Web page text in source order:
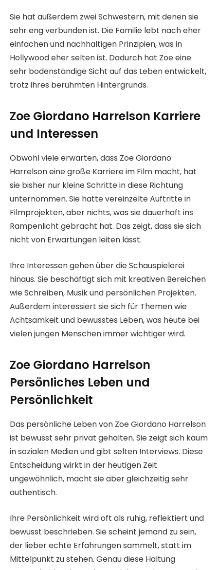
Sie hat außerdem zwei Schwestern, mit denen sie
sehr eng verbunden ist. Die Familie lebt nach eher
einfachen und nachhaltigen Prinzipien, was in
Hollywood eher selten ist. Dadurch hat Zoe eine
sehr bodenständige Sicht auf das Leben entwickelt,
trotz ihres berühmten Hintergrunds.
Zoe Giordano Harrelson Karriere
und Interessen
Obwohl viele erwarten, dass Zoe Giordano
Harrelson eine große Karriere im Film macht, hat
sie bisher nur kleine Schritte in diese Richtung
unternommen. Sie hatte vereinzelte Auftritte in
Filmprojekten, aber nichts, was sie dauerhaft ins
Rampenlicht gebracht hat. Das zeigt, dass sie sich
nicht von Erwartungen leiten lässt.
Ihre Interessen gehen über die Schauspielerei
hinaus. Sie beschäftigt sich mit kreativen Bereichen
wie Schreiben, Musik und persönlichen Projekten.
Außerdem interessiert sie sich für Themen wie
Achtsamkeit und bewusstes Leben, was heute bei
vielen jungen Menschen immer wichtiger wird.
Zoe Giordano Harrelson
Persönliches Leben und
Persönlichkeit
Das persönliche Leben von Zoe Giordano Harrelson
ist bewusst sehr privat gehalten. Sie zeigt sich kaum
in sozialen Medien und gibt selten Interviews. Diese
Entscheidung wirkt in der heutigen Zeit
ungewöhnlich, macht sie aber gleichzeitig sehr
authentisch.
Ihre Persönlichkeit wird oft als ruhig, reflektiert und
bewusst beschrieben. Sie scheint jemand zu sein,
der lieber echte Erfahrungen sammelt, statt im
Mittelpunkt zu stehen. Genau diese Haltung